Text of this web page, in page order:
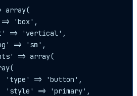
array(
'box',
=> 'vertical',
=> 'sm',
=> array(
'type' => 'button',
'style' => 'primary',